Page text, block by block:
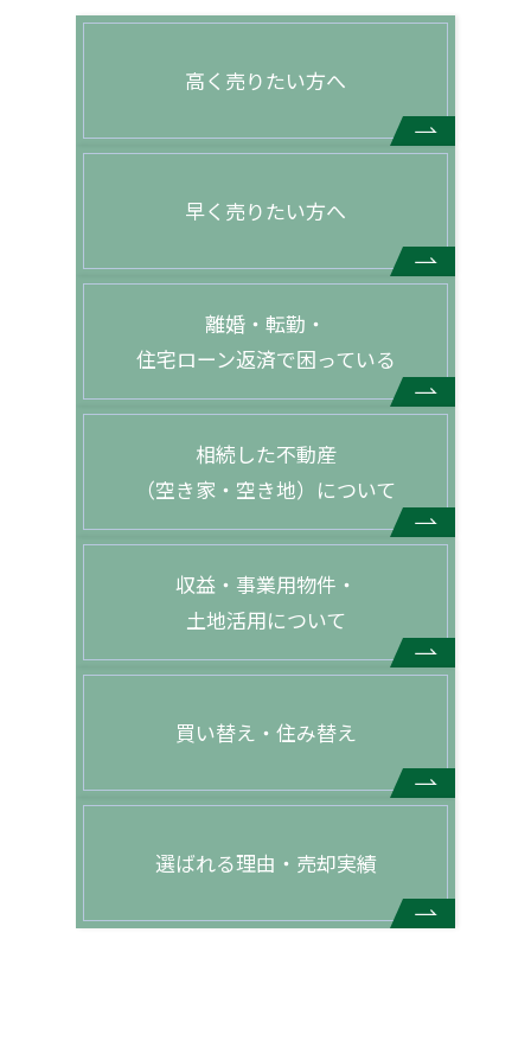
高く売りたい方へ
早く売りたい方へ
離婚・転勤・
住宅ローン返済で困っている
相続した不動産
（空き家・空き地）について
収益・事業用物件・
土地活用について
買い替え・住み替え
選ばれる理由・売却実績